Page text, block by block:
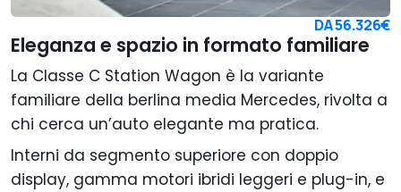
DA56.326€
Eleganza e spazio in formato familiare
La Classe C Station Wagon è la variante
familiare della berlina media Mercedes, rivolta a
chi cerca un’auto elegante ma pratica.
Interni da segmento superiore con doppio
display, gamma motori ibridi leggeri e plug-in, e